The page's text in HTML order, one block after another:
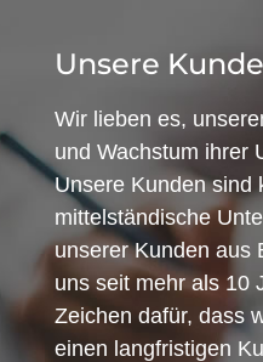
Unsere
Wir lieben es,
und Wachstum ihrer
Unsere Kunden sind
mittelständische
unserer Kunden aus
uns seit mehr als 10
Zeichen dafür, dass
einen langfristigen